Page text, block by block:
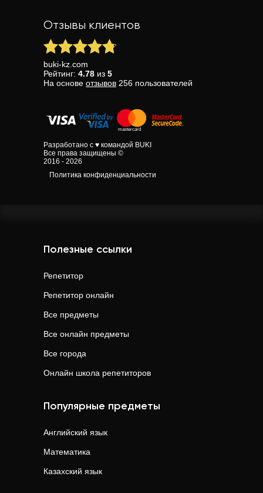
Отзывы клиентов
buki-kz.com
Рейтинг: 4.78 из 5
На основе отзывов 256 пользователей
Разработано с ♥ командой BUKI
Все права защищены ©
2016 - 2026
Политика конфиденциальности
Полезные ссылки
Репетитор
Репетитор онлайн
Все предметы
Все онлайн предметы
Все города
Онлайн школа репетиторов
Популярные предметы
Английский язык
Математика
Казахский язык